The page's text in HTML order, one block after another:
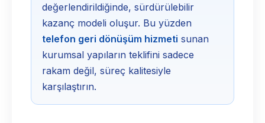
değerlendirildiğinde, sürdürülebilir
kazanç modeli oluşur. Bu yüzden
telefon geri dönüşüm hizmeti sunan
kurumsal yapıların teklifini sadece
rakam değil, süreç kalitesiyle
karşılaştırın.